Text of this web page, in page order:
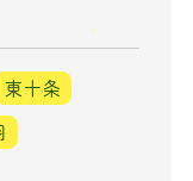
東十条